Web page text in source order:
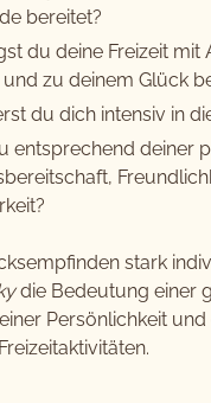
bereitet?
du deine Freizeit mit
zu deinem Glück
du dich intensiv in
entsprechend deiner
stark
die Bedeutung einer
Persönlichkeit